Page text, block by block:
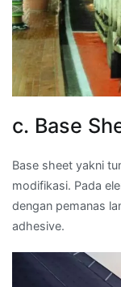
c. Base
Base sheet yakni
modifikasi. Pada
dengan pemanas
adhesive.